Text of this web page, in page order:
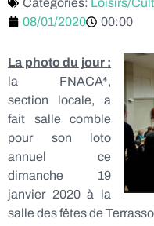
08/01/2020
00:00
La photo du jour :
la FNACA*,
section locale, a
fait salle comble
pour son loto
annuel ce
dimanche 19
janvier 2020 à la
salle des fêtes de